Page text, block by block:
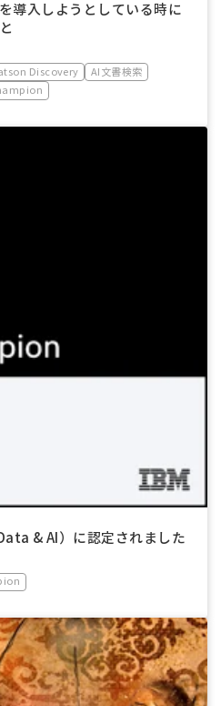
導入しようとしている時に
Discovery
AI文書検索
& AI）に認定されました